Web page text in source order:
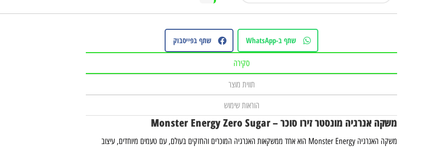
שתף ב-WhatsApp שתף בפייסבוק
סקירה
תווית מוצר
הוראות שימוש
משקה אנרגיה מונסטר זירו סוכר – Monster Energy Zero Sugar
משקה האנרגיה Monster Energy הוא אחד ממשקאות האנרגיה המוכרים והחזקים בעולם, עם טעמים מיוחדים, עיצוב